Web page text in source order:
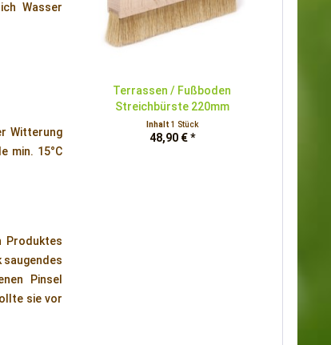
Wasser
Witterung
min. 15°C
Produktes
saugendes
Pinsel
sie vor
Terrassen / Fußboden
Streichbürste 220mm
Inhalt 1 Stück
48,90 € *